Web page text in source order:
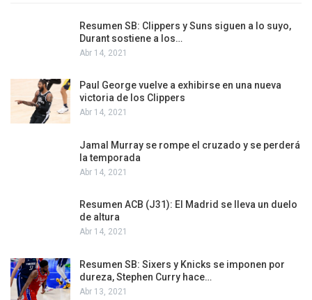
Resumen SB: Clippers y Suns siguen a lo suyo,
Durant sostiene a los…
Abr 14, 2021
Paul George vuelve a exhibirse en una nueva
victoria de los Clippers
Abr 14, 2021
Jamal Murray se rompe el cruzado y se perderá
la temporada
Abr 14, 2021
Resumen ACB (J31): El Madrid se lleva un duelo
de altura
Abr 14, 2021
Resumen SB: Sixers y Knicks se imponen por
dureza, Stephen Curry hace…
Abr 13, 2021